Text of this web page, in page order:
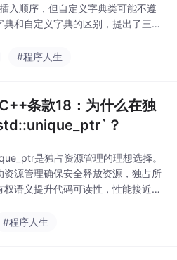
入顺序，但自定义字典类可能不遵
和自定义字典的区别，提出了三种
助于开发者编写更健壮的代码，避免
#程序人生
条款18：为什么在独
？
是独占资源管理的理想选择。
源管理确保安全释放资源，独占所
语义提升代码可读性，性能接近原
厂函数、自定义删除器等应用示
#程序人生